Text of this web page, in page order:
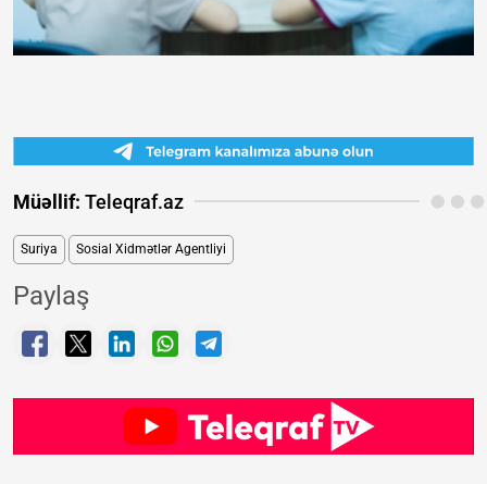
Müəllif: Teleqraf.az
Suriya Sosial Xidmətlər Agentliyi
Paylaş